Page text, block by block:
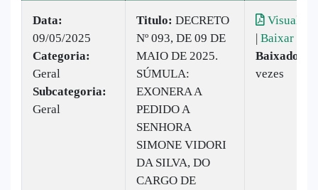
Data:
09/05/2025
Categoria:
Geral
Subcategoria:
Geral
Titulo: DECRETO
Nº 093, DE 09 DE
MAIO DE 2025.
SÚMULA:
EXONERA A
PEDIDO A
SENHORA
SIMONE VIDORI
DA SILVA, DO
CARGO DE
Visualizar
| Baixar
Baixado:
vezes